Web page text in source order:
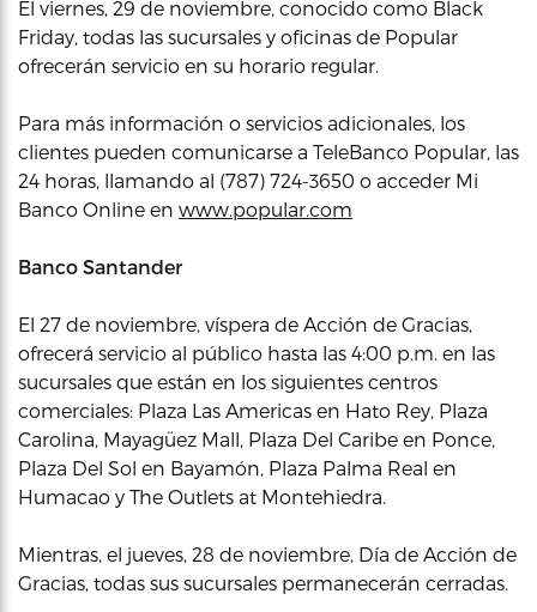
El viernes, 29 de noviembre, conocido como Black
Friday, todas las sucursales y oficinas de Popular
ofrecerán servicio en su horario regular.
Para más información o servicios adicionales, los
clientes pueden comunicarse a TeleBanco Popular, las
24 horas, llamando al (787) 724-3650 o acceder Mi
Banco Online en www.popular.com
Banco Santander
El 27 de noviembre, víspera de Acción de Gracias,
ofrecerá servicio al público hasta las 4:00 p.m. en las
sucursales que están en los siguientes centros
comerciales: Plaza Las Americas en Hato Rey, Plaza
Carolina, Mayagüez Mall, Plaza Del Caribe en Ponce,
Plaza Del Sol en Bayamón, Plaza Palma Real en
Humacao y The Outlets at Montehiedra.
Mientras, el jueves, 28 de noviembre, Día de Acción de
Gracias, todas sus sucursales permanecerán cerradas.